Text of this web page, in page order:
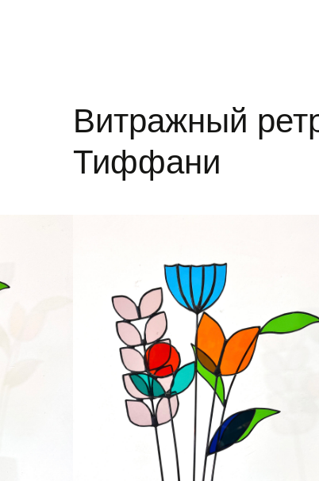
Витражный
Тиффани